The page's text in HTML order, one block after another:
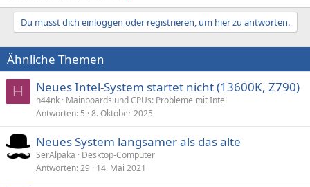
Du musst dich einloggen oder registrieren, um hier zu antworten.
Ähnliche Themen
H Neues Intel-System startet nicht (13600K, Z790)
h44nk Mainboards und CPUs: Probleme mit Intel
Antworten 5 8. Oktober 2025
Neues System langsamer als das alte
SerAlpaka
Desktop-Computer
Antworten 29 14. Mai 2021